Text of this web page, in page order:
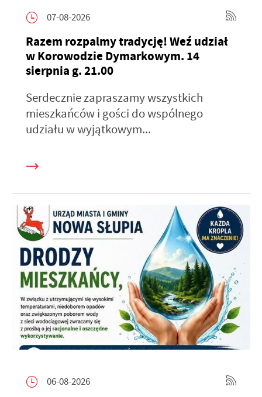
07-08-2026
Razem rozpalmy tradycję! Weź udział
w Korowodzie Dymarkowym. 14
sierpnia g. 21.00
Serdecznie zapraszamy wszystkich
mieszkańców i gości do wspólnego
udziału w wyjątkowym...
06-08-2026